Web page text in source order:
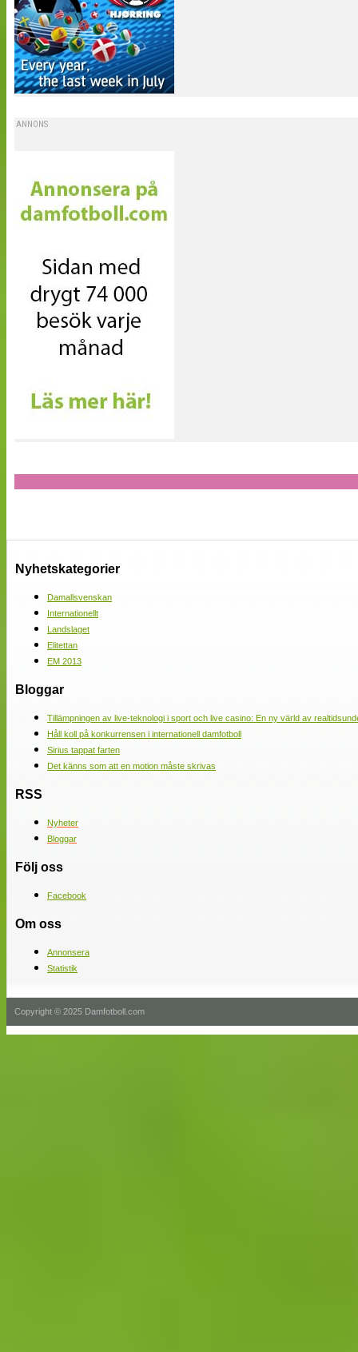
ANNONS
Nyhetskategorier
Damallsvenskan
Internationellt
Landslaget
Elitettan
EM 2013
Bloggar
Tillämpningen av live-teknologi i sport och live casino: En ny värld av
Håll koll på konkurrensen i internationell damfotboll
Sirius tappat farten
Det känns som att en motion måste skrivas
RSS
Nyheter
Bloggar
Följ oss
Facebook
Om oss
Annonsera
Statistik
Copyright © 2025 Damfotboll.com